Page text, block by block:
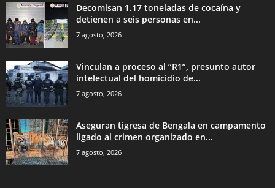
Decomisan 1.17 toneladas de cocaína y
detienen a seis personas en...
7 agosto, 2026
Vinculan a proceso al “R1”, presunto autor
intelectual del homicidio de...
7 agosto, 2026
Aseguran tigresa de Bengala en campamento
ligado al crimen organizado en...
7 agosto, 2026